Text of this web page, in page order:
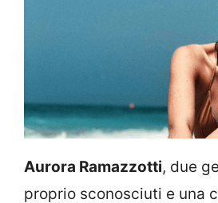
Aurora Ramazzotti, due
proprio sconosciuti e una